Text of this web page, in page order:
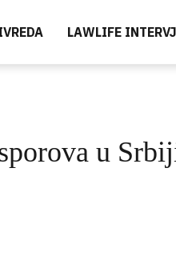
LAWLIFE
u